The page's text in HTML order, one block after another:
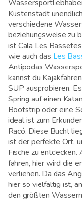
Küstenstadt
verschiedene
beziehungsweise zu
ist Cala Les
wie auch das Les
Antipodas
kannst du
SUP ausprobieren.
Spring auf einen
Bootstrip oder eine
ideal ist zum
Racó. Diese Bucht
ist der perfekte Ort,
Fische zu entdecken.
fahren, hier wird die
verliehen. Da das
hier so vielfältig ist,
den größten